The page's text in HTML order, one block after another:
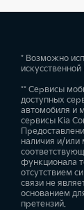
* Возможно
** Сервисы
доступных
автомобиля и
сервисы Kia
наличия и/или
функционала
отсутствием
связи не
основанием
претензий.